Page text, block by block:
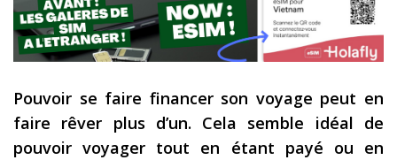
Contact
Mon journal de bord sur Instagram
Blog voyage
Pouvoir se faire financer son voyage peut en
faire rêver plus d’un. Cela semble idéal de
pouvoir voyager tout en étant payé ou en